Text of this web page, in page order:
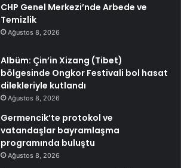
CHP Genel Merkezi’nde Arbede ve
Temizlik
Ağustos 8, 2026
Albüm: Çin’in Xizang (Tibet)
bölgesinde Ongkor Festivali bol hasat
dilekleriyle kutlandı
Ağustos 8, 2026
Germencik’te protokol ve
vatandaşlar bayramlaşma
programında buluştu
Ağustos 8, 2026